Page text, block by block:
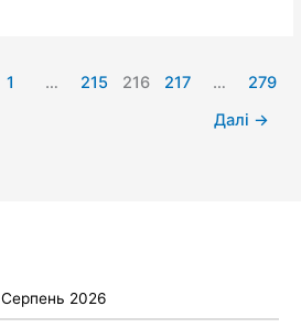
1 … 215 216 217 …
279
Далі →
Серпень 2026